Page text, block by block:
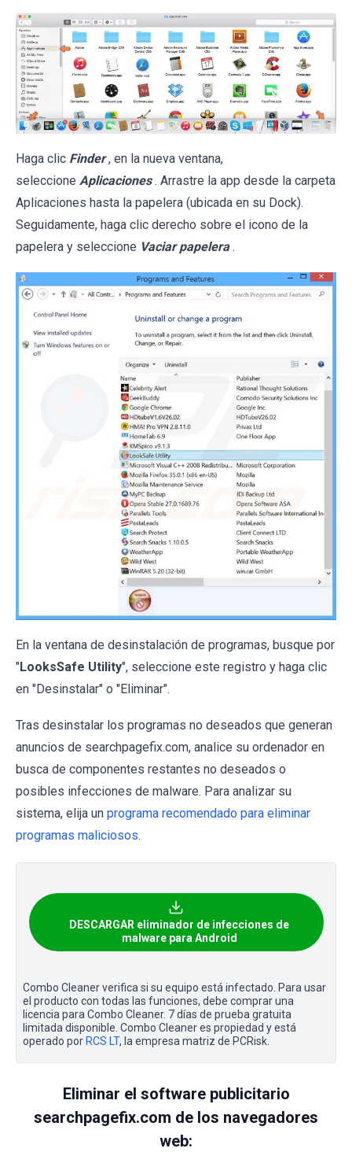
Haga clic Finder , en la nueva ventana,
seleccione Aplicaciones . Arrastre la app desde la carpeta
Aplicaciones hasta la papelera (ubicada en su Dock).
Seguidamente, haga clic derecho sobre el icono de la
papelera y seleccione Vaciar papelera .
En la ventana de desinstalación de programas, busque por
"LooksSafe Utility", seleccione este registro y haga clic
en "Desinstalar" o "Eliminar".
Tras desinstalar los programas no deseados que generan
anuncios de searchpagefix.com, analice su ordenador en
busca de componentes restantes no deseados o
posibles infecciones de malware. Para analizar su
sistema, elija un programa recomendado para eliminar
programas maliciosos.
DESCARGAR eliminador de infecciones de
malware para Android
Combo Cleaner verifica si su equipo está infectado. Para usar
el producto con todas las funciones, debe comprar una
licencia para Combo Cleaner. 7 días de prueba gratuita
limitada disponible. Combo Cleaner es propiedad y está
operado por RCS LT, la empresa matriz de PCRisk.
Eliminar el software publicitario
searchpagefix.com de los navegadores
web: